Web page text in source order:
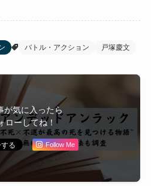
バトル・アクション 戸塚慶文
が気に入ったら
ローしてね！
Follow Me